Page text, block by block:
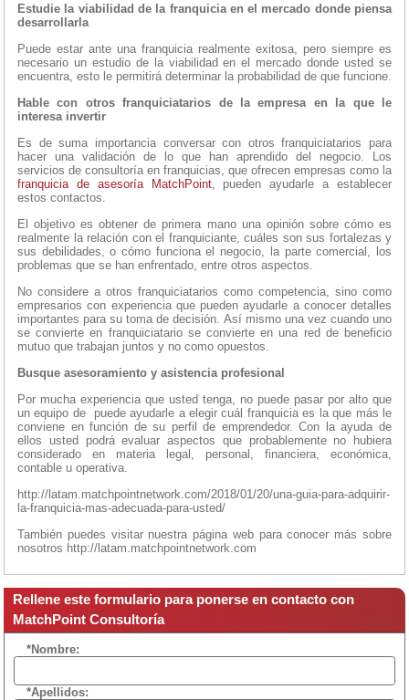
Estudie la viabilidad de la franquicia en el mercado donde piensa
desarrollarla
Puede estar ante una franquicia realmente exitosa, pero siempre es
necesario un estudio de la viabilidad en el mercado donde usted se
encuentra, esto le permitirá determinar la probabilidad de que funcione.
Hable con otros franquiciatarios de la empresa en la que le
interesa invertir
Es de suma importancia conversar con otros franquiciatarios para
hacer una validación de lo que han aprendido del negocio. Los
servicios de consultoría en franquicias, que ofrecen empresas como la
franquicia de asesoría
MatchPoint, pueden ayudarle a establecer
estos contactos.
El objetivo es obtener de primera mano una opinión sobre cómo es
realmente la relación con el franquiciante, cuáles son sus fortalezas y
sus debilidades, o cómo funciona el negocio, la parte comercial, los
problemas que se han enfrentado, entre otros aspectos.
No considere a otros franquiciatarios como competencia, sino como
empresarios con experiencia que pueden ayudarle a conocer detalles
importantes para su toma de decisión. Así mismo una vez cuando uno
se convierte en franquiciatario se convierte en una red de beneficio
mutuo que trabajan juntos y no como opuestos.
Busque asesoramiento y asistencia profesional
Por mucha experiencia que usted tenga, no puede pasar por alto que
un equipo de puede ayudarle a elegir cuál franquicia es la que más le
conviene en función de su perfil de emprendedor. Con la ayuda de
ellos usted podrá evaluar aspectos que probablemente no hubiera
considerado en materia legal, personal, financiera, económica,
contable u operativa.
http://latam.matchpointnetwork.com/2018/01/20/una-guia-para-adquirir-
la-franquicia-mas-adecuada-para-usted/
También puedes visitar nuestra página web para conocer más sobre
nosotros http://latam.matchpointnetwork.com
Rellene este formulario para ponerse en contacto con
MatchPoint Consultoría
*Nombre:
*Apellidos: